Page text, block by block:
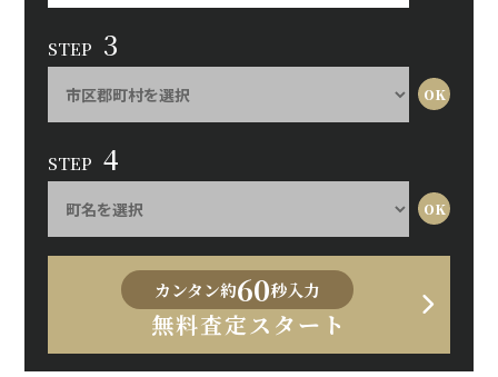
STEP 3
STEP 4
カンタン約60秒入力
無料査定スタート